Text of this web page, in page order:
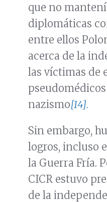
que no
diplomáticas
entre ellos
acerca de la
las víctimas de
nazismo[14].
Sin embargo,
logros, incluso
la Guerra Fría.
CICR estuvo
de la